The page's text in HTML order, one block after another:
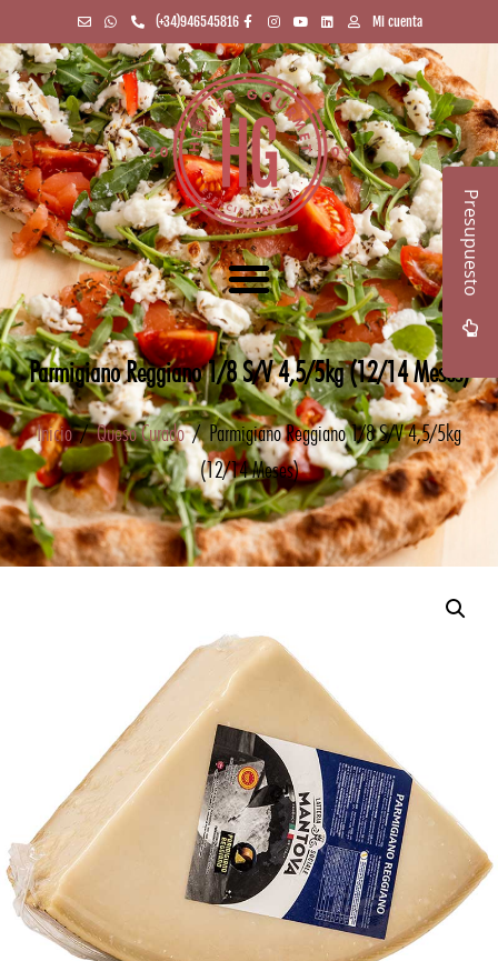
(+34)946545816 Mi cuenta
Parmigiano Reggiano 1/8 S/V 4,5/5kg (12/14 Meses)
Inicio/Queso Curado/ Parmigiano Reggiano 1/8 S/V 4,5/5kg
(12/14 Meses)
Presupuesto